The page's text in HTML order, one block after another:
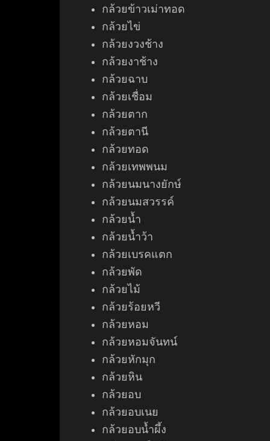
กล้วยข้าวเม่าทอด
กล้วยไข่
กล้วยงวงช้าง
กล้วยงาช้าง
กล้วยฉาบ
กล้วยเชื่อม
กล้วยตาก
กล้วยตานี
กล้วยทอด
กล้วยเทพพนม
กล้วยนมนางยักษ์
กล้วยนมสวรรค์
กล้วยน้ำ
กล้วยน้ำว้า
กล้วยเบรคแตก
กล้วยพัด
กล้วยไม้
กล้วยร้อยหวี
กล้วยหอม
กล้วยหอมจันทน์
กล้วยหักมุก
กล้วยหิน
กล้วยอบ
กล้วยอบเนย
กล้วยอบน้ำผึ้ง